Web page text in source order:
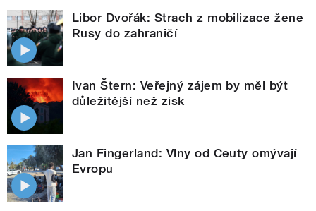
Libor Dvořák: Strach z mobilizace žene
Rusy do zahraničí
Ivan Štern: Veřejný zájem by měl být
důležitější než zisk
Jan Fingerland: Vlny od Ceuty omývají
Evropu